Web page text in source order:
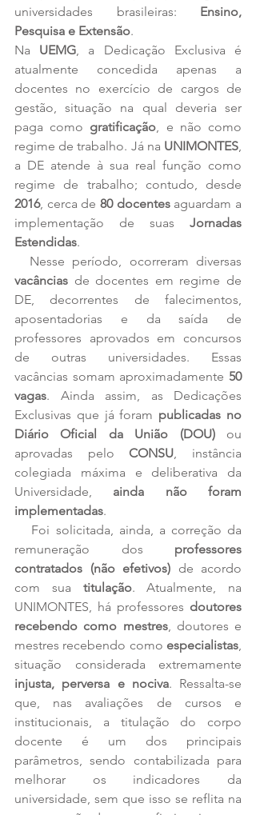
universidades brasileiras: Ensino,
Pesquisa e Extensão.
Na UEMG, a Dedicação Exclusiva é
atualmente concedida apenas a
docentes no exercício de cargos de
gestão, situação na qual deveria ser
paga como gratificação, e não como
regime de trabalho. Já na UNIMONTES,
a DE atende à sua real função como
2016, cerca de 80 docentes aguardam a
implementação de suas Jornadas
Estendidas.
vacâncias de docentes em regime de
DE, decorrentes de falecimentos,
aposentadorias e da saída de
professores aprovados em concursos
de outras universidades. Essas
vacâncias somam aproximadamente 50
vagas. Ainda assim, as Dedicações
Exclusivas que já foram publicadas no
Diário Oficial da União (DOU) ou
aprovadas pelo CONSU, instância
colegiada máxima e deliberativa da
Universidade, ainda não foram
implementadas.
remuneração dos professores
contratados (não efetivos) de acordo
com sua titulação. Atualmente, na
UNIMONTES, há professores doutores
recebendo como mestres, doutores e
mestres recebendo como especialistas,
injusta, perversa e nociva. Ressalta-se
que, nas avaliações de cursos e
institucionais, a titulação do corpo
docente é um dos principais
parâmetros, sendo contabilizada para
melhorar os indicadores da
universidade, sem que isso se reflita na